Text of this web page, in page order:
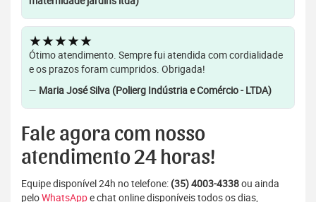
★★★★★
Ótimo atendimento. Sempre fui atendida com cordialidade
e os prazos foram cumpridos. Obrigada!
— Maria José Silva (Polierg Indústria e Comércio - LTDA)
Fale agora com nosso
atendimento 24 horas!
Equipe disponível 24h no telefone: (35) 4003-4338ou ainda
peloWhatsAppe chat online disponíveis todos os dias,